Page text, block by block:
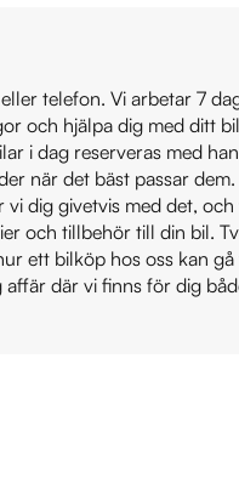
telefon. Vi arbetar 7
och hjälpa dig med ditt
i dag reserveras med
när det bäst passar
dig givetvis med det,
och tillbehör till din bil.
ett bilköp hos oss kan
där vi finns för dig